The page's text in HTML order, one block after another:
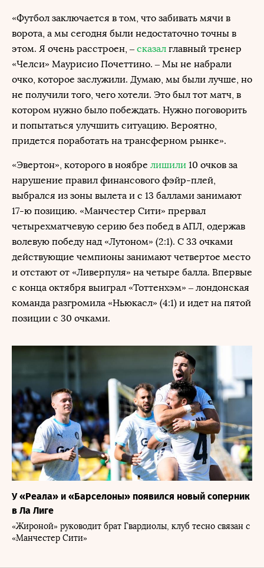
«Футбол заключается в том, что забивать мячи в
ворота, а мы сегодня были недостаточно точны в
этом. Я очень расстроен, – сказал главный тренер
«Челси» Маурисио Почеттино. – Мы не набрали
очко, которое заслужили. Думаю, мы были лучше, но
не получили того, чего хотели. Это был тот матч, в
котором нужно было побеждать. Нужно поговорить
и попытаться улучшить ситуацию. Вероятно,
придется поработать на трансферном рынке».
«Эвертон», которого в ноябре лишили 10 очков за
нарушение правил финансового фэйр-плей,
выбрался из зоны вылета и с 13 баллами занимают
17-ю позицию. «Манчестер Сити» прервал
четырехматчевую серию без побед в АПЛ, одержав
волевую победу над «Лутоном» (2:1). С 33 очками
действующие чемпионы занимают четвертое место
и отстают от «Ливерпуля» на четыре балла. Впервые
с конца октября выиграл «Тоттенхэм» – лондонская
команда разгромила «Ньюкасл» (4:1) и идет на пятой
позиции с 30 очками.
У «Реала» и «Барселоны» появился новый соперник
в Ла Лиге
«Жироной» руководит брат Гвардиолы, клуб тесно связан с
«Манчестер Сити»